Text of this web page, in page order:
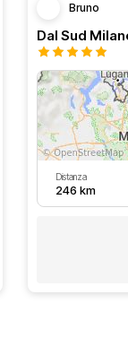
Bruno
Distanza
246 km